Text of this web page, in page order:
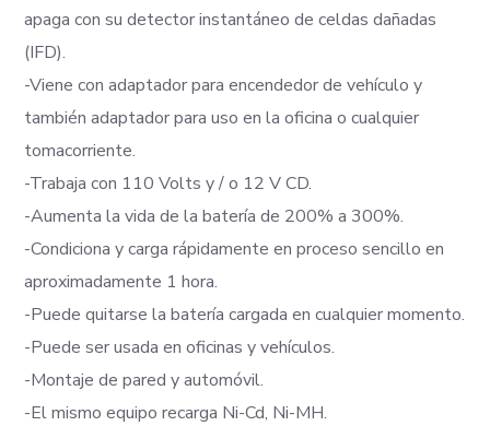
apaga con su detector instantáneo de celdas dañadas
(IFD).
-Viene con adaptador para encendedor de vehículo y
también adaptador para uso en la oficina o cualquier
tomacorriente.
-Trabaja con 110 Volts y / o 12 V CD.
-Aumenta la vida de la batería de 200% a 300%.
-Condiciona y carga rápidamente en proceso sencillo en
aproximadamente 1 hora.
-Puede quitarse la batería cargada en cualquier momento.
-Puede ser usada en oficinas y vehículos.
-Montaje de pared y automóvil.
-El mismo equipo recarga Ni-Cd, Ni-MH.